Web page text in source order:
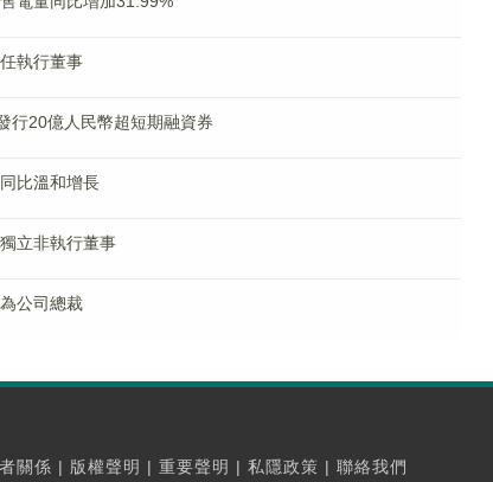
執行董事
行20億人民幣超短期融資券
比溫和增長
立非執行董事
公司總裁
關係 | 版權聲明 | 重要聲明 | 私隱政策 | 聯絡我們